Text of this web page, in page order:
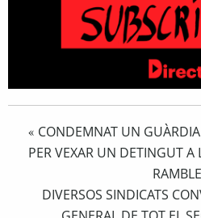
« CONDEMNAT UN
PER VEXAR UN DETINGUT A
DIVERSOS SINDICATS